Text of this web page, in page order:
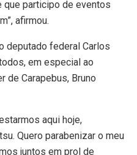
que participo de eventos
afirmou.
deputado federal Carlos
em especial ao
de Carapebus, Bruno
aqui hoje,
Quero parabenizar o meu
juntos em prol de